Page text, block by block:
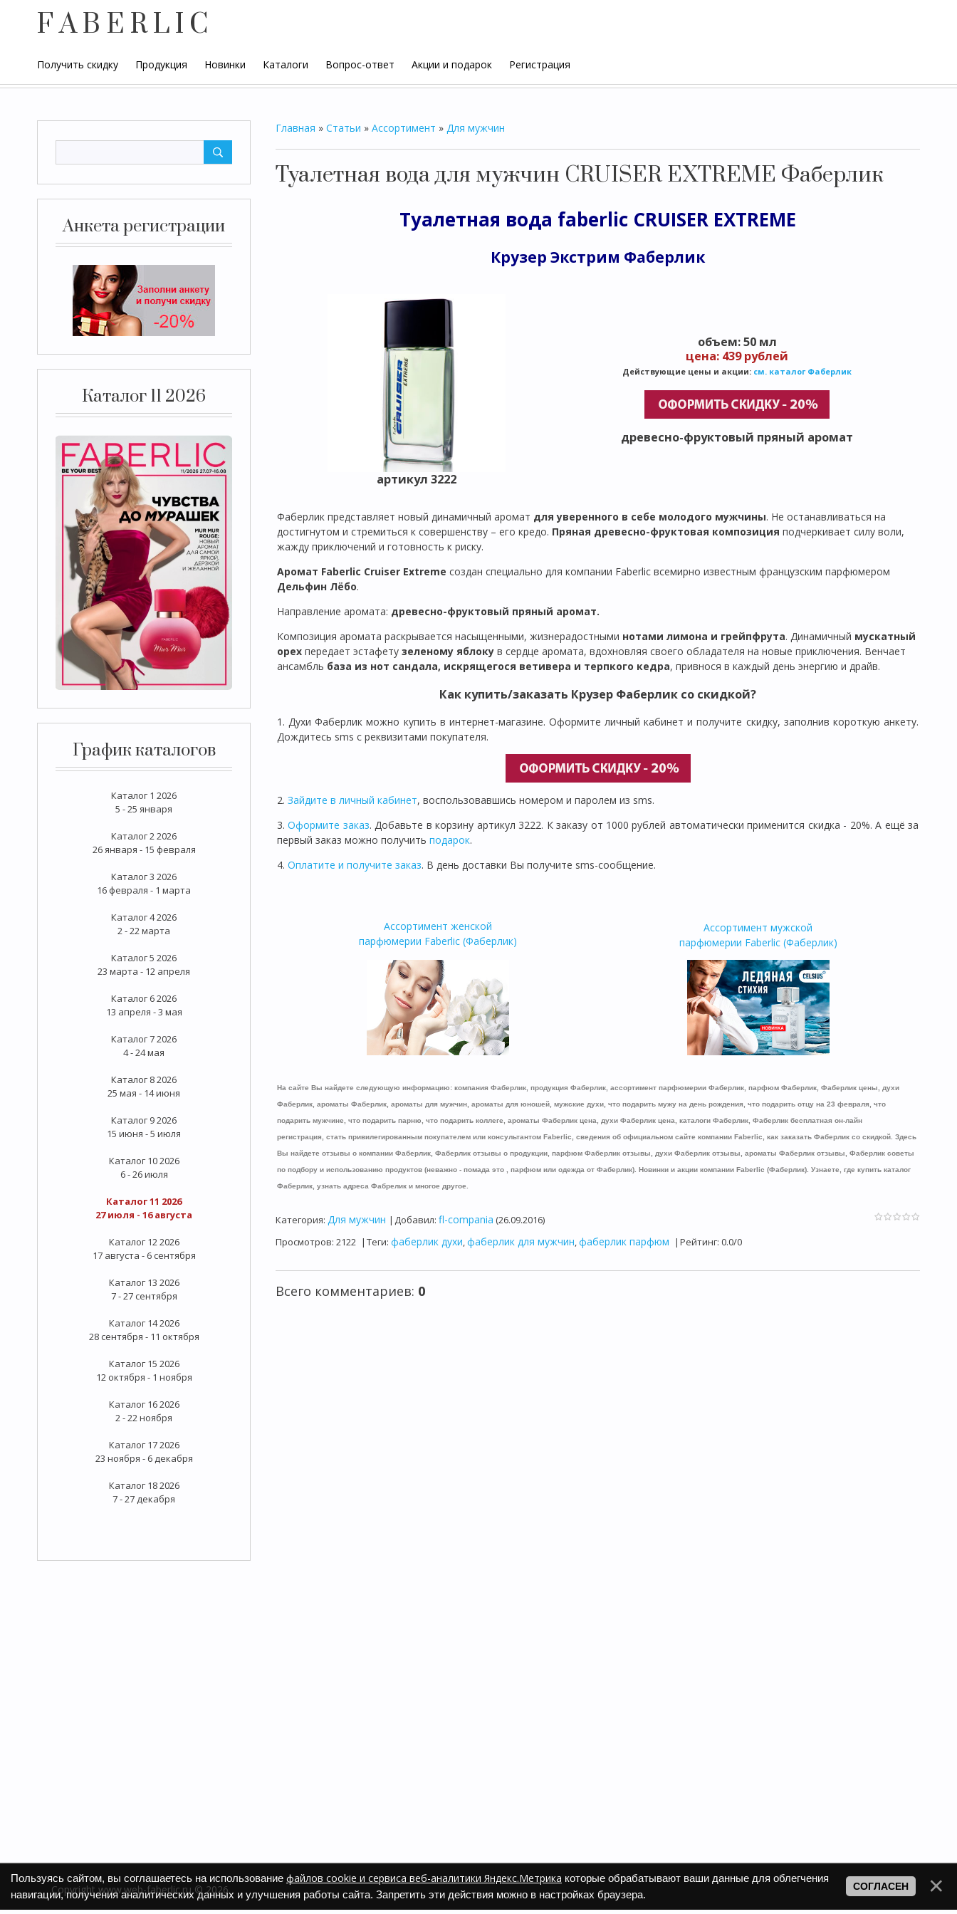
F A B E R L I C
Получить скидку Продукция Новинки Каталоги Вопрос-ответ Акции и подарок Регистрация
Анкета регистрации
Каталог 11 2026
График каталогов
Каталог 1 2026
5 - 25 января
Каталог 2 2026
26 января - 15 февраля
Каталог 3 2026
16 февраля - 1 марта
Каталог 4 2026
2 - 22 марта
Каталог 5 2026
23 марта - 12 апреля
Каталог 6 2026
13 апреля - 3 мая
Каталог 7 2026
4 - 24 мая
Каталог 8 2026
25 мая - 14 июня
Каталог 9 2026
15 июня - 5 июля
Каталог 10 2026
6 - 26 июля
Каталог 11 2026
27 июля - 16 августа
Каталог 12 2026
17 августа - 6 сентября
Каталог 13 2026
7 - 27 сентября
Каталог 14 2026
28 сентября - 11 октября
Каталог 15 2026
12 октября - 1 ноября
Каталог 16 2026
2 - 22 ноября
Каталог 17 2026
23 ноября - 6 декабря
Каталог 18 2026
7 - 27 декабря
Главная » Статьи » Ассортимент » Для мужчин
Туалетная вода для мужчин CRUISER EXTREME Фаберлик
Туалетная вода faberlic CRUISER EXTREME
Крузер Экстрим Фаберлик
артикул 3222
объем: 50 мл
цена: 439 рублей
Действующие цены и акции: см. каталог Фаберлик
древесно-фруктовый пряный аромат
Фаберлик представляет новый динамичный аромат для уверенного в себе молодого мужчины. Не останавливаться на
достигнутом и стремиться к совершенству – его кредо. Пряная древесно-фруктовая композиция подчеркивает силу воли,
жажду приключений и готовность к риску.
Аромат Faberlic Cruiser Extreme создан специально для компании Faberlic всемирно известным французским парфюмером
Дельфин Лёбо.
Направление аромата: древесно-фруктовый пряный аромат.
Композиция аромата раскрывается насыщенными, жизнерадостными нотами лимона и грейпфрута. Динамичный мускатный
орех передает эстафету зеленому яблоку в сердце аромата, вдохновляя своего обладателя на новые приключения. Венчает
ансамбль база из нот сандала, искрящегося ветивера и терпкого кедра, привнося в каждый день энергию и драйв.
Как купить/заказать Крузер Фаберлик со скидкой?
1. Духи Фаберлик можно купить в интернет-магазине. Оформите личный кабинет и получите скидку, заполнив короткую анкету.
Дождитесь sms с реквизитами покупателя.
2. Зайдите в личный кабинет, воспользовавшись номером и паролем из sms.
3.Оформите заказ. Добавьте в корзину артикул 3222. К заказу от 1000 рублей автоматически применится скидка - 20%. А ещё за
первый заказ можно получить подарок.
4. Оплатите и получите заказ. В день доставки Вы получите sms-сообщение.
Ассортимент женской
парфюмерии Faberlic (Фаберлик)
Ассортимент мужской
парфюмерии Faberlic (Фаберлик)
На сайте Вы найдете следующую информацию: компания Фаберлик, продукция Фаберлик, ассортимент парфюмерии Фаберлик, парфюм Фаберлик, Фаберлик цены, духи
Фаберлик, ароматы Фаберлик, ароматы для мужчин, ароматы для юношей, мужские духи, что подарить мужу на день рождения, что подарить отцу на 23 февраля, что
подарить мужчине, что подарить парню, что подарить коллеге, ароматы Фаберлик цена, духи Фаберлик цена, каталоги Фаберлик, Фаберлик бесплатная он-лайн
регистрация, стать привилегированным покупателем или консультантом Faberlic, сведения об официальном сайте компании Faberlic, как заказать Фаберлик со скидкой. Здесь
Вы найдете отзывы о компании Фаберлик, Фаберлик отзывы о продукции, парфюм Фаберлик отзывы, духи Фаберлик отзывы, ароматы Фаберлик отзывы, Фаберлик советы
по подбору и использованию продуктов (неважно - помада это , парфюм или одежда от Фаберлик). Новинки и акции компании Faberlic (Фаберлик). Узнаете, где купить каталог
Фаберлик, узнать адреса Фабрелик и многое другое.
Категория: Для мужчин | Добавил: fl-compania (26.09.2016)
Просмотров: 2122 | Теги: фаберлик духи,фаберлик для мужчин,фаберлик парфюм | Рейтинг: 0.0/0
Всего комментариев: 0
Copyright www.web-faberlic.ru © 2026
Пользуясь сайтом, вы соглашаетесь на использование файлов cookie и сервиса веб-аналитики Яндекс.Метрика которые обрабатывают ваши данные для облегчения
навигации, получения аналитических данных и улучшения работы сайта. Запретить эти действия можно в настройках браузера.
СОГЛАСЕН